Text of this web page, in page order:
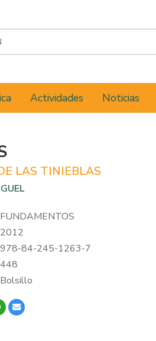
Actividades Noticias
LAS TINIEBLAS
FUNDAMENTOS
2012
978-84-245-1263-7
448
Bolsillo